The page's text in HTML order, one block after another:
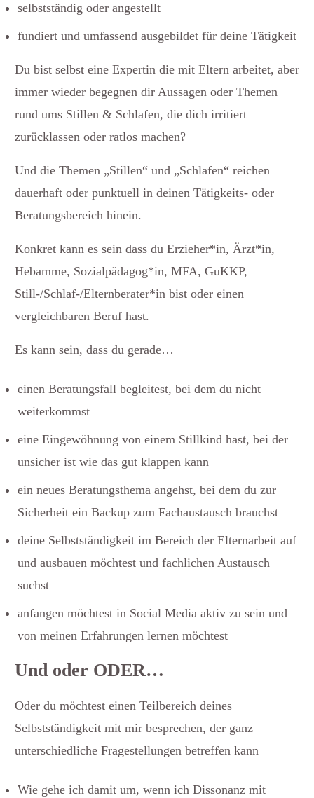
selbstständig oder angestellt
fundiert und umfassend ausgebildet für deine Tätigkeit
Du bist selbst eine Expertin die mit Eltern arbeitet, aber
immer wieder begegnen dir Aussagen oder Themen
rund ums Stillen & Schlafen, die dich irritiert
zurücklassen oder ratlos machen?
Und die Themen „Stillen“ und „Schlafen“ reichen
dauerhaft oder punktuell in deinen Tätigkeits- oder
Beratungsbereich hinein.
Konkret kann es sein dass du Erzieher*in, Ärzt*in,
Hebamme, Sozialpädagog*in, MFA, GuKKP,
Still-/Schlaf-/Elternberater*in bist oder einen
vergleichbaren Beruf hast.
Es kann sein, dass du gerade…
einen Beratungsfall begleitest, bei dem du nicht
weiterkommst
eine Eingewöhnung von einem Stillkind hast, bei der
unsicher ist wie das gut klappen kann
ein neues Beratungsthema angehst, bei dem du zur
Sicherheit ein Backup zum Fachaustausch brauchst
deine Selbstständigkeit im Bereich der Elternarbeit auf
und ausbauen möchtest und fachlichen Austausch
suchst
anfangen möchtest in Social Media aktiv zu sein und
von meinen Erfahrungen lernen möchtest
Und oder ODER…
Oder du möchtest einen Teilbereich deines
Selbstständigkeit mit mir besprechen, der ganz
unterschiedliche Fragestellungen betreffen kann
Wie gehe ich damit um, wenn ich Dissonanz mit